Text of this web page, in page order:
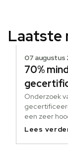
Laatste
07 augustus
70%
Onderzoek
een zeer
Lees